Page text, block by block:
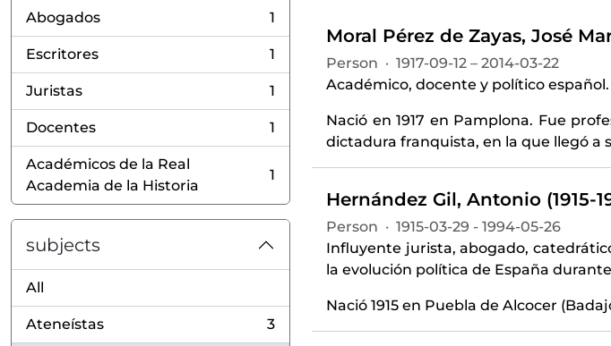
Abogados
, 1 results
1
Escritores
, 1 results
1
Juristas
, 1 results
1
Docentes
, 1 results
1
Académicos de la Real
Academia de la Historia
, 1 results
1
subjects
All
Ateneístas
, 3 results
3
Moral Pérez de Zayas, José
Person · 1917-09-12 – 2014-03-22
Académico, docente y político español.
Nació en 1917 en Pamplona. Fue
dictadura franquista, en la que llegó a
Hernández Gil, Antonio (1915-
Person · 1915-03-29 - 1994-05-26
Influyente jurista, abogado,
la evolución política de España durante
Nació 1915 en Puebla de Alcocer